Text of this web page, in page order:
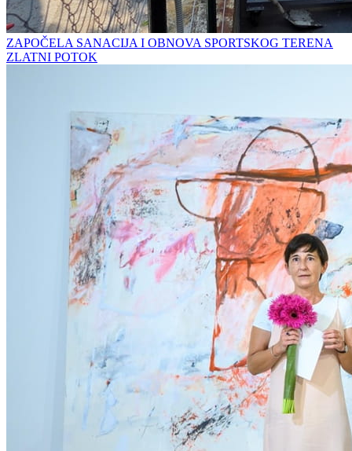
ZAPOČELA SANACIJA I OBNOVA SPORTSKOG TERENA
ZLATNI POTOK